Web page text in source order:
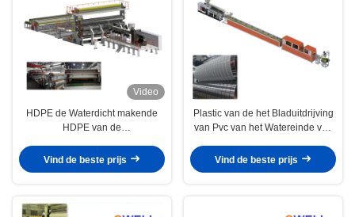
Video
HDPE de Waterdicht makende
HDPE van de
van de de filmuitdrijving van het
waterbewijs
Vind de beste prijs
Plastic van de het Bladuitdrijving
van Pvc van het Watereinde van
Schroefextruder
Vind de beste prijs